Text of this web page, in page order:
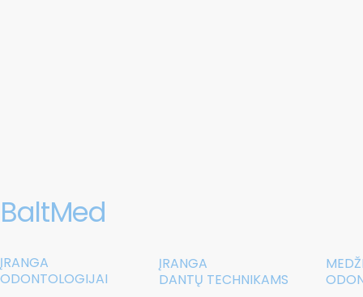
BaltMed
ĮRANGA
ODONTOLOGIJAI
ĮRANGA
DANTŲ TECHNIKAMS